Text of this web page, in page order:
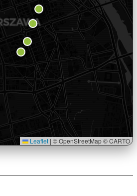
Leaflet | © OpenStreetMap © CARTO